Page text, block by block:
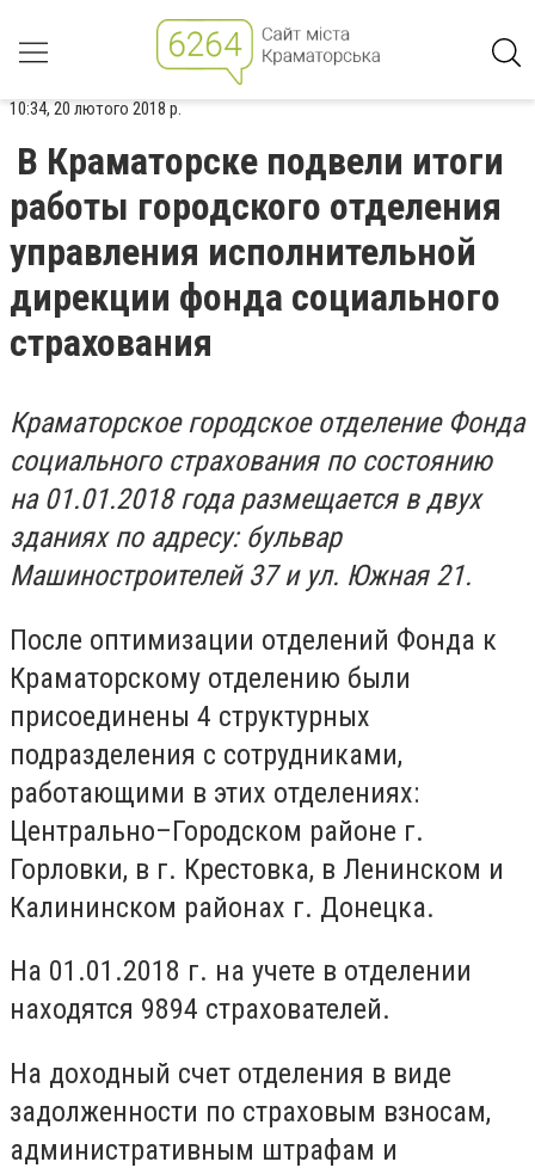
10:34, 20 лютого 2018 р.
В Краматорске подвели итоги
работы городского отделения
управления исполнительной
дирекции фонда социального
страхования
Краматорское городское отделение Фонда
социального страхования по состоянию
на 01.01.2018 года размещается в двух
зданиях по адресу: бульвар
Машиностроителей 37 и ул. Южная 21.
После оптимизации отделений Фонда к
Краматорскому отделению были
присоединены 4 структурных
подразделения с сотрудниками,
работающими в этих отделениях:
Центрально–Городском районе г.
Горловки, в г. Крестовка, в Ленинском и
Калининском районах г. Донецка.
На 01.01.2018 г. на учете в отделении
находятся 9894 страхователей.
На доходный счет отделения в виде
задолженности по страховым взносам,
административным штрафам и